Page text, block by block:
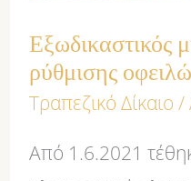
Εξωδικαστικός
ρύθμισης
Τραπεζικό Δίκαιο /
Από 1.6.2021